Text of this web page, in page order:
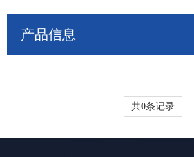
产品信息
共0条记录